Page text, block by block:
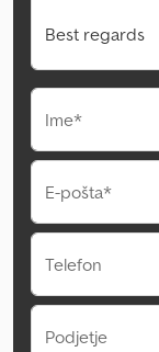
Ime*
E-pošta*
Telefon
Podjetje